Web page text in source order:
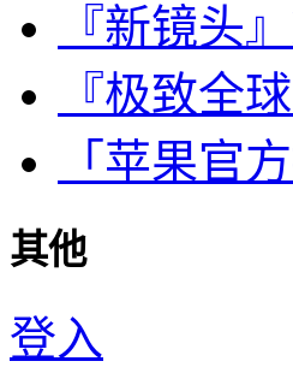
『新镜头
『极致全
「苹果官
其他
登入